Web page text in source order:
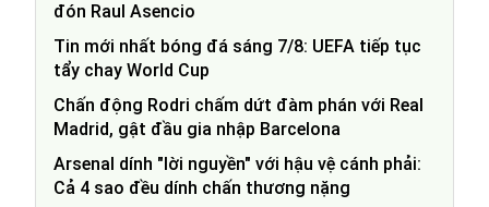
đón Raul Asencio
Tin mới nhất bóng đá sáng 7/8: UEFA tiếp tục
tẩy chay World Cup
Chấn động Rodri chấm dứt đàm phán với Real
Madrid, gật đầu gia nhập Barcelona
Arsenal dính "lời nguyền" với hậu vệ cánh phải:
Cả 4 sao đều dính chấn thương nặng